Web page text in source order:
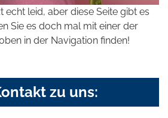
echt leid, aber diese Seite gibt es
Sie es doch mal mit einer der
in der Navigation finden!
zu uns: